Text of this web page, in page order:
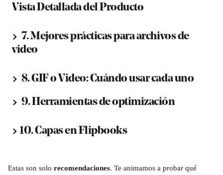
Vista Detallada del Producto
7. Mejores prácticas para archivos de
video
8. GIF o Video: Cuándo usar cada uno
9. Herramientas de optimización
10. Capas en Flipbooks
Estas son solo recomendaciones. Te animamos a probar qué